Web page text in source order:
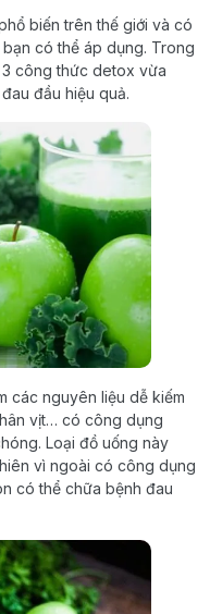
biến trên thế giới và có
có thể áp dụng. Trong
công thức detox vừa
đầu hiệu quả.
các nguyên liệu dễ kiếm
vịt… có công dụng
Loại đồ uống này
vì ngoài có công dụng
có thể chữa bệnh đau